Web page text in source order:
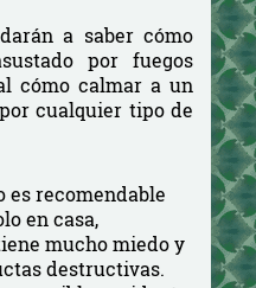
a saber cómo
por fuegos
cómo calmar a un
cualquier tipo de
es recomendable
en casa,
mucho miedo y
destructivas.